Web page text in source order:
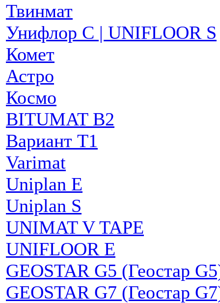
Твинмат
Унифлор C | UNIFLOOR S
Комет
Астро
Космо
BITUMAT B2
Вариант Т1
Varimat
Uniplan E
Uniplan S
UNIMAT V TAPE
UNIFLOOR E
GEOSTAR G5 (Геостар
GEOSTAR G7 (Геостар